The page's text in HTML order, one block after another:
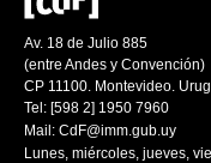
Av. 18 de Julio 885
(entre Andes y Convención)
CP 11100. Montevideo.
Tel: [598 2] 1950 7960
Mail: CdF@imm.gub.uy
Lunes, miércoles, jueves,